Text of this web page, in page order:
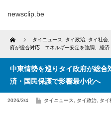
newsclip.be
Home タイニュース タイ政治 タイ社会
府が総合対応 エネルギー安定を強調、経済
中東情勢を巡りタイ政府が総
済・国民保護で影響最小化へ
2026/3/4 タイニュース タイ政治 タイ